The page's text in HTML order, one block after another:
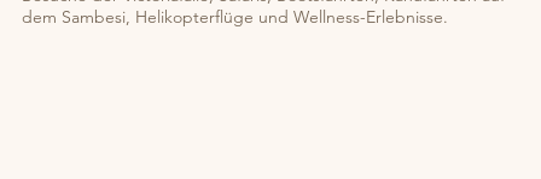
dem Sambesi, Helikopterflüge und Wellness-Erlebnisse.